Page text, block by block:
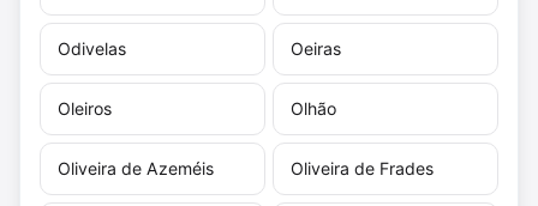
Odivelas Oeiras
Oleiros Olhão
Oliveira de Azeméis Oliveira de Frades